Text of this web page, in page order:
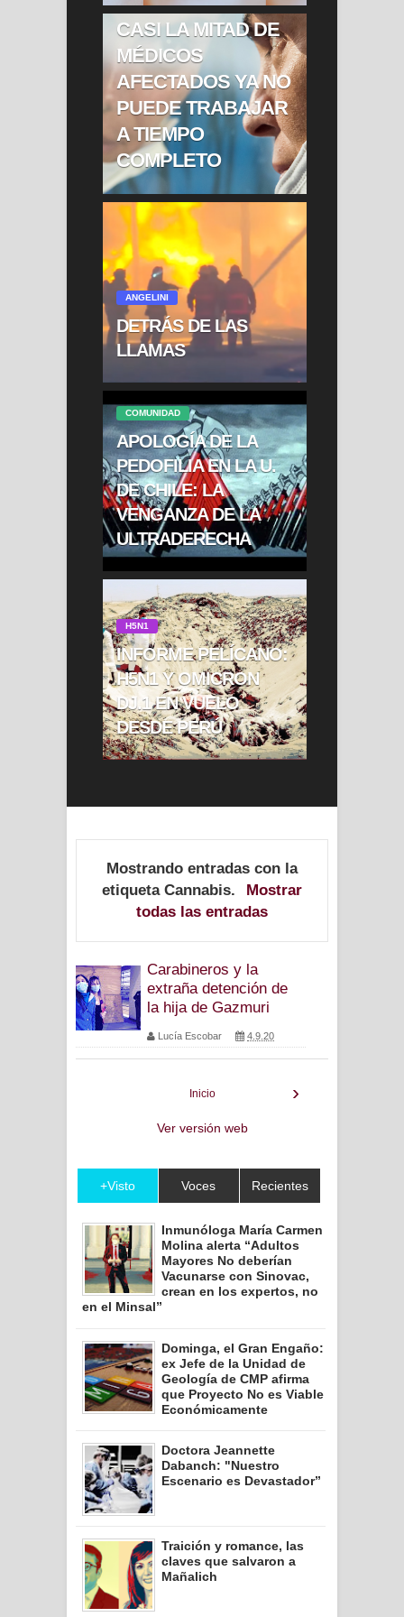
CASI LA MITAD DE
MÉDICOS
AFECTADOS YA NO
PUEDE TRABAJAR
A TIEMPO
COMPLETO
ANGELINI
DETRÁS DE LAS
LLAMAS
COMUNIDAD
APOLOGÍA DE LA
PEDOFILIA EN LA U.
DE CHILE: LA
VENGANZA DE LA
ULTRADERECHA
H5N1
INFORME PELÍCANO:
H5N1 Y OMICRON
DJ.1 EN VUELO
DESDE PERÚ
Mostrando entradas con la
etiquetaCannabis.
Mostrar
todas las entradas
Carabineros y la
extraña detención de
la hija de Gazmuri
Lucía Escobar 4.9.20
›
Inicio
Ver versión web
+Visto Voces Recientes
Inmunóloga María Carmen
Molina alerta “Adultos
Mayores No deberían
Vacunarse con Sinovac,
crean en los expertos, no
en el Minsal”
Dominga, el Gran Engaño:
ex Jefe de la Unidad de
Geología de CMP afirma
que Proyecto No es Viable
Económicamente
Doctora Jeannette
Dabanch: "Nuestro
Escenario es Devastador”
Traición y romance, las
claves que salvaron a
Mañalich